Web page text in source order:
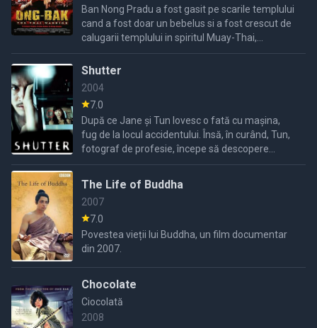
Ban Nong Pradu a fost gasit pe scarile templului
cand a fost doar un bebelus si a fost crescut de
calugarii templului in spiritul Muay-Thai,
interzicandu-i-se sa lupte pentru bani sau
Shutter
2004
7.0
După ce Jane și Tun lovesc o fată cu mașina,
fug de la locul accidentului. Însă, în curând, Tun,
fotograf de profesie, începe să descopere
umbre ciudate în fotografiile sale, ceea ce îi
The Life of Buddha
2007
7.0
Povestea vieții lui Buddha, un film documentar
din 2007.
Chocolate
Ciocolată
2008